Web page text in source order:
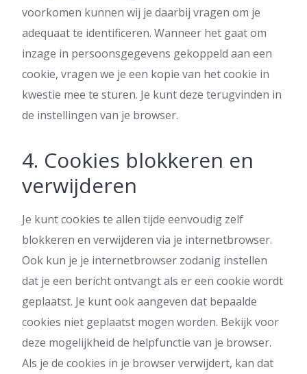
voorkomen kunnen wij je daarbij vragen om je
adequaat te identificeren. Wanneer het gaat om
inzage in persoonsgegevens gekoppeld aan een
cookie, vragen we je een kopie van het cookie in
kwestie mee te sturen. Je kunt deze terugvinden in
de instellingen van je browser.
4. Cookies blokkeren en
verwijderen
Je kunt cookies te allen tijde eenvoudig zelf
blokkeren en verwijderen via je internetbrowser.
Ook kun je je internetbrowser zodanig instellen
dat je een bericht ontvangt als er een cookie wordt
geplaatst. Je kunt ook aangeven dat bepaalde
cookies niet geplaatst mogen worden. Bekijk voor
deze mogelijkheid de helpfunctie van je browser.
Als je de cookies in je browser verwijdert, kan dat